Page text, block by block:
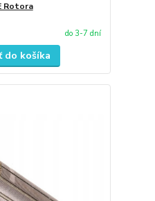
Rotora
do 3-7 dní
do košíka